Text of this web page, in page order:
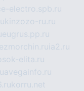
electro.spb.ru
kinzozo-ru.ru
eugrus.pp.ru
ia2.ru
elita.ru
avegainfo.ru
korru.net